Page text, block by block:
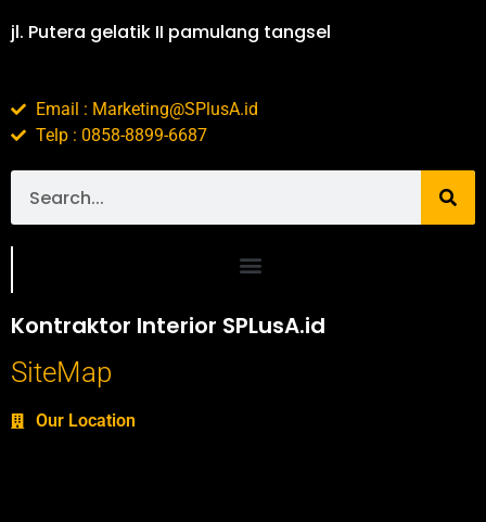
jl. Putera gelatik II pamulang tangsel
Email : Marketing@SPlusA.id
Telp : 0858-8899-6687
Kontraktor Interior SPLusA.id
SiteMap
Our Location